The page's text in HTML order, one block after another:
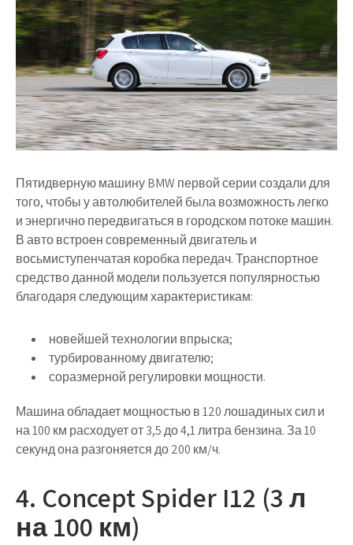
Пятидверную машину BMW первой серии создали для
того, чтобы у автолюбителей была возможность легко
и энергично передвигаться в городском потоке машин.
В авто встроен современный двигатель и
восьмиступенчатая коробка передач. Транспортное
средство данной модели пользуется популярностью
благодаря следующим характеристикам:
новейшей технологии впрыска;
турбированному двигателю;
соразмерной регулировки мощности.
Машина обладает мощностью в 120 лошадиных сил и
на 100 км расходует от 3,5 до 4,1 литра бензина. За 10
секунд она разгоняется до 200 км/ч.
4. Concept Spider I12 (3 л
на 100 км)